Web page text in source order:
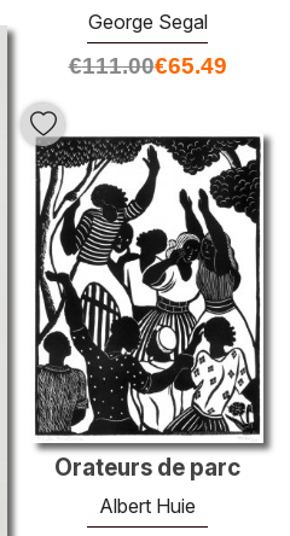
George Segal
€111.00€65.49
Orateurs de parc
Albert Huie